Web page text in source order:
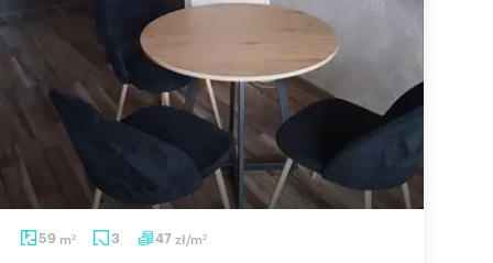
59 m2 3 47zł/m2